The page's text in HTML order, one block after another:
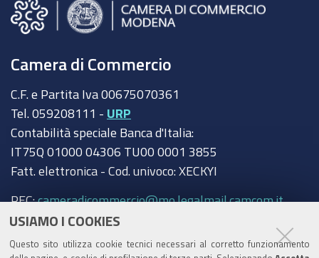
USIAMO I COOKIES
Questo sito utilizza cookie tecnici necessari al corretto funzionamento
Camera di Commercio
C.F. e Partita Iva 00675070361
Tel. 059208111 - URP
Contabilità speciale Banca d'Italia:
IT75Q 01000 04306 TU00 0001 3855
Fatt. elettronica - Cod. univoco: XECKYI
PEC:cameradicommercio@mo.legalmail.camcom.it
Trasparenza